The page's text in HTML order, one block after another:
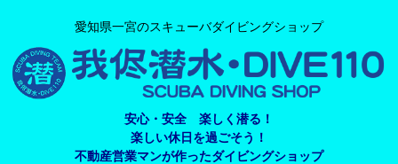
愛知県一宮のスキューバダイビングショップ
安心・安全 楽しく潜る！
楽しい休日を過ごそう！
不動産営業マンが作ったダイビングショップ